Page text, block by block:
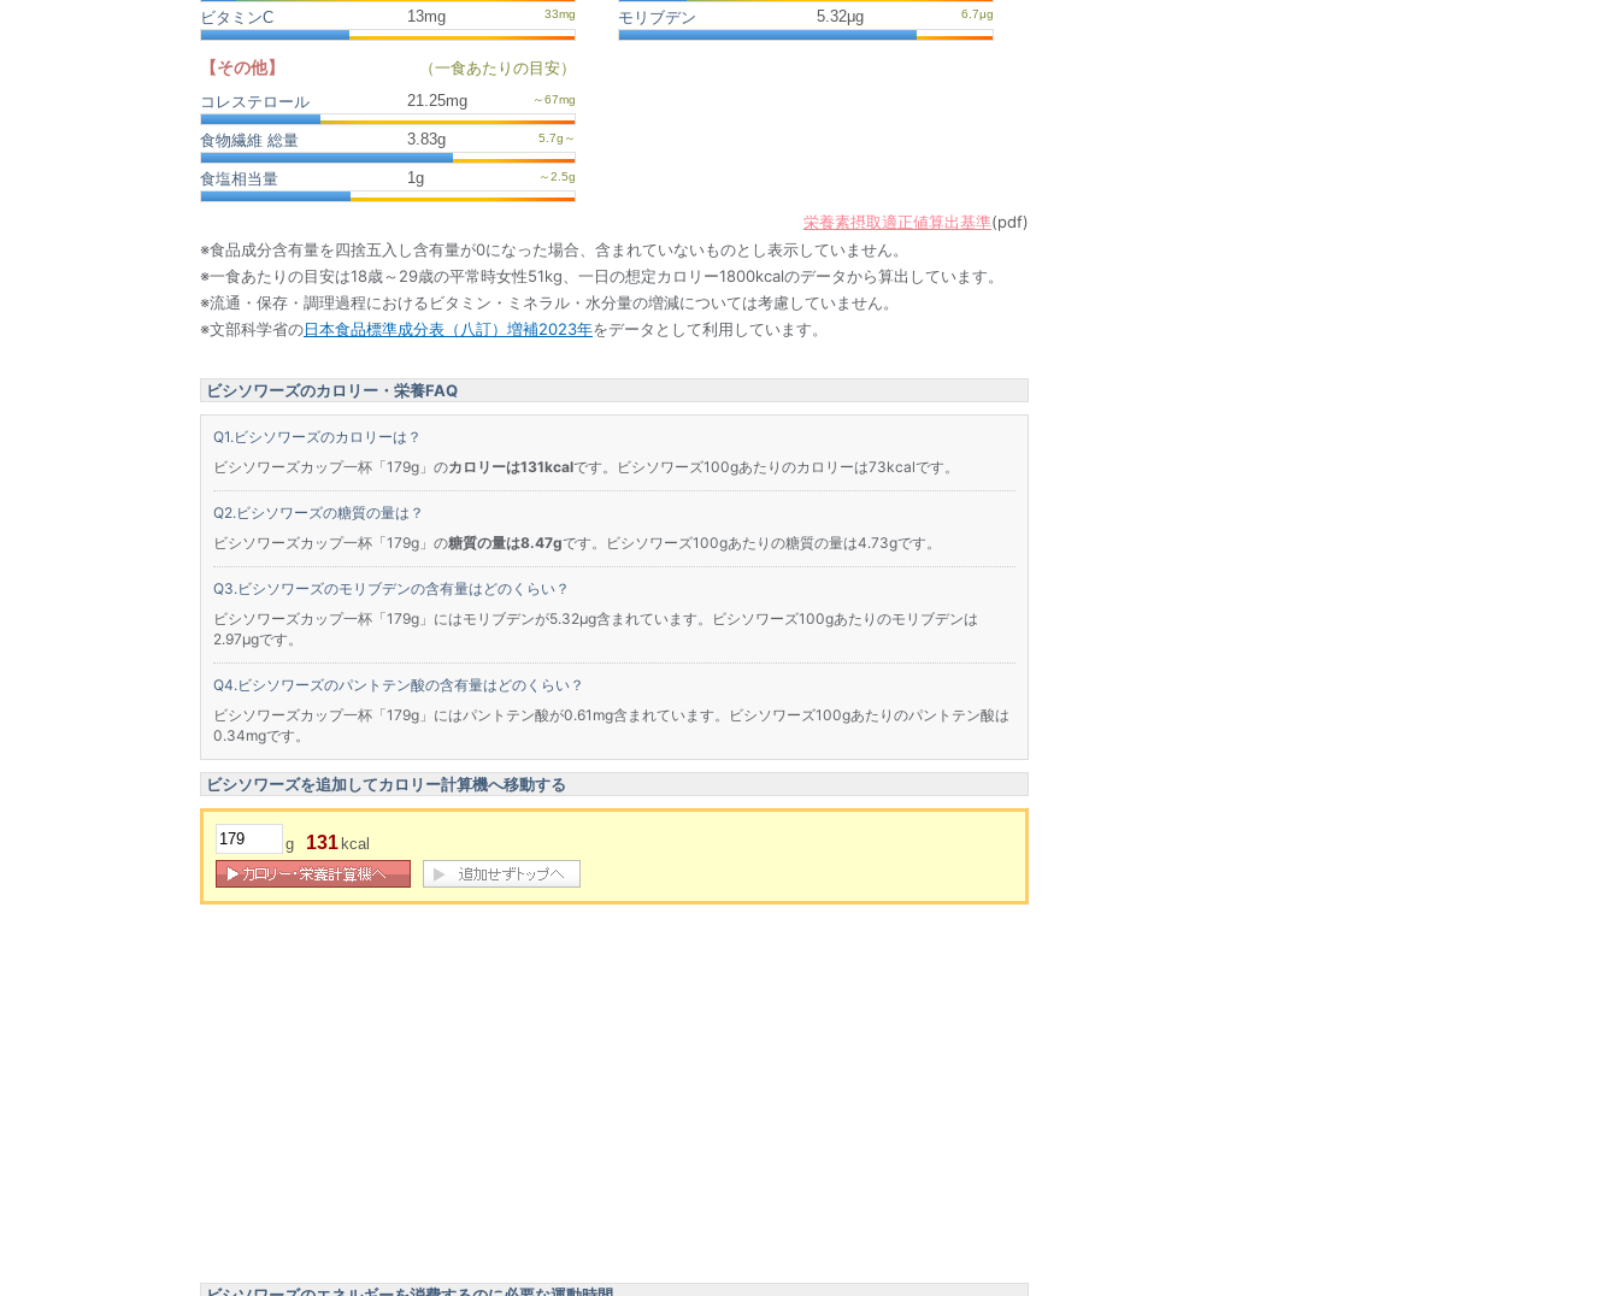
ビタミンC 13mg モリブデン 5.32μg
【その他】
（一食あたりの目安）
コレステロール
21.25mg
食物繊維 総量 3.83g
食塩相当量 1g
栄養素摂取適正値算出基準(pdf)
※食品成分含有量を四捨五入し含有量が0になった場合、含まれていないものとし表示していません。
※一食あたりの目安は18歳～29歳の平常時女性51kg、一日の想定カロリー1800kcalのデータから算出しています。
※流通・保存・調理過程におけるビタミン・ミネラル・水分量の増減については考慮していません。
※文部科学省の日本食品標準成分表（八訂）増補2023年をデータとして利用しています。
ビシソワーズのカロリー・栄養FAQ
ビシソワーズのカロリーは？
ビシソワーズカップ一杯「179g」のカロリーは131kcalです。ビシソワーズ100gあたりのカロリーは73kcalです。
ビシソワーズの糖質の量は？
ビシソワーズカップ一杯「179g」の糖質の量は8.47gです。ビシソワーズ100gあたりの糖質の量は4.73gです。
ビシソワーズのモリブデンの含有量はどのくらい？
ビシソワーズカップ一杯「179g」にはモリブデンが5.32μg含まれています。ビシソワーズ100gあたりのモリブデンは
2.97μgです。
ビシソワーズのパントテン酸の含有量はどのくらい？
ビシソワーズカップ一杯「179g」にはパントテン酸が0.61mg含まれています。ビシソワーズ100gあたりのパントテン酸は
0.34mgです。
ビシソワーズを追加してカロリー計算機へ移動する
g 131 kcal